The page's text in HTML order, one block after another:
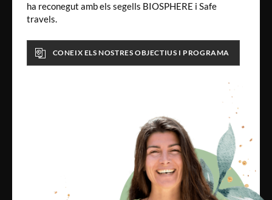
ha reconegut amb els segells BIOSPHERE i Safe
travels.
CONEIX ELS NOSTRES OBJECTIUS I PROGRAMA